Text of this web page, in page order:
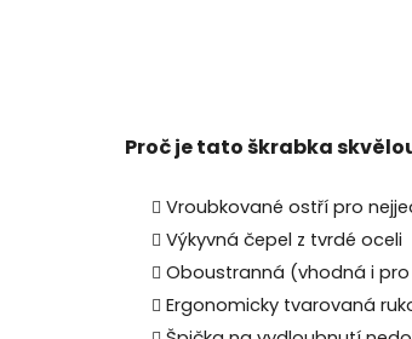
Proč je tato škrabka
Vroubkované ostří pro
Výkyvná čepel z tvrdé oceli
Oboustranná (vhodná i pro
Ergonomicky tvarovaná